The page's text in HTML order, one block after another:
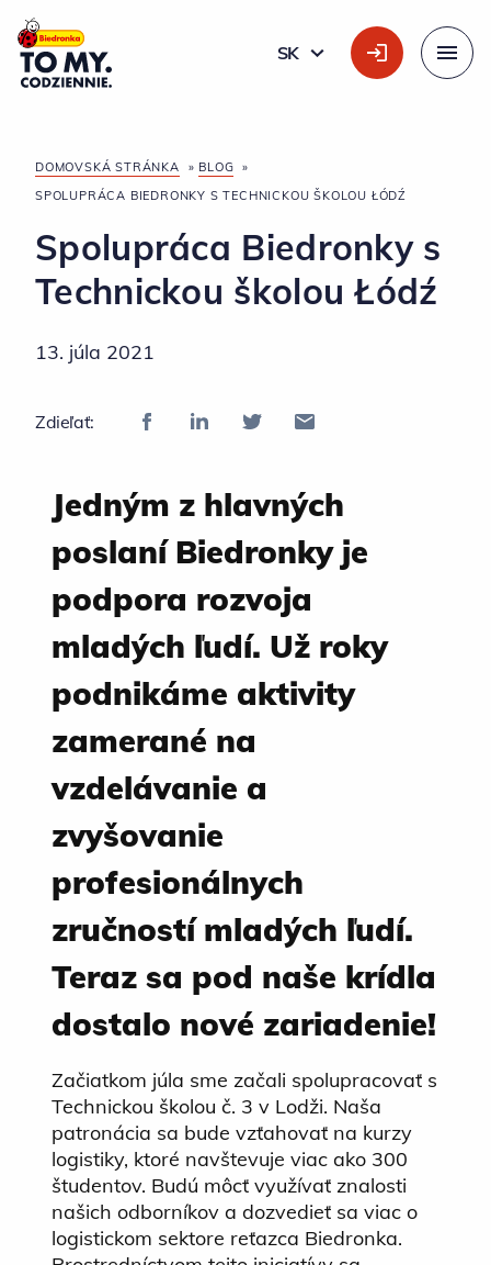
Hlavné logo
SK
SLOVÁK
DOMOVSKÁ STRÁNKA » BLOG »
SPOLUPRÁCA BIEDRONKY S TECHNICKOU ŠKOLOU ŁÓDŹ
Spolupráca Biedronky s
Technickou školou Łódź
13. júla 2021
Zdieľať:
Jedným z hlavných
poslaní Biedronky je
podpora rozvoja
mladých ľudí. Už roky
podnikáme aktivity
zamerané na
vzdelávanie a
zvyšovanie
profesionálnych
zručností mladých ľudí.
Teraz sa pod naše krídla
dostalo nové zariadenie!
Začiatkom júla sme začali spolupracovať s
Technickou školou č. 3 v Lodži. Naša
patronácia sa bude vzťahovať na kurzy
logistiky, ktoré navštevuje viac ako 300
študentov. Budú môcť využívať znalosti
našich odborníkov a dozvedieť sa viac o
logistickom sektore reťazca Biedronka.